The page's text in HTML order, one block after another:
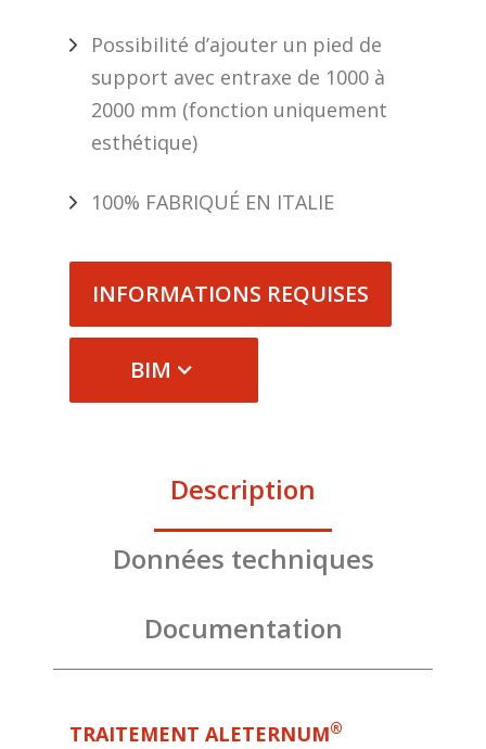
Possibilité d’ajouter un pied de
support avec entraxe de 1000 à
2000 mm (fonction uniquement
esthétique)
100% FABRIQUÉ EN ITALIE
INFORMATIONS REQUISES
BIM
Description
Données techniques
Documentation
TRAITEMENT ALETERNUM®